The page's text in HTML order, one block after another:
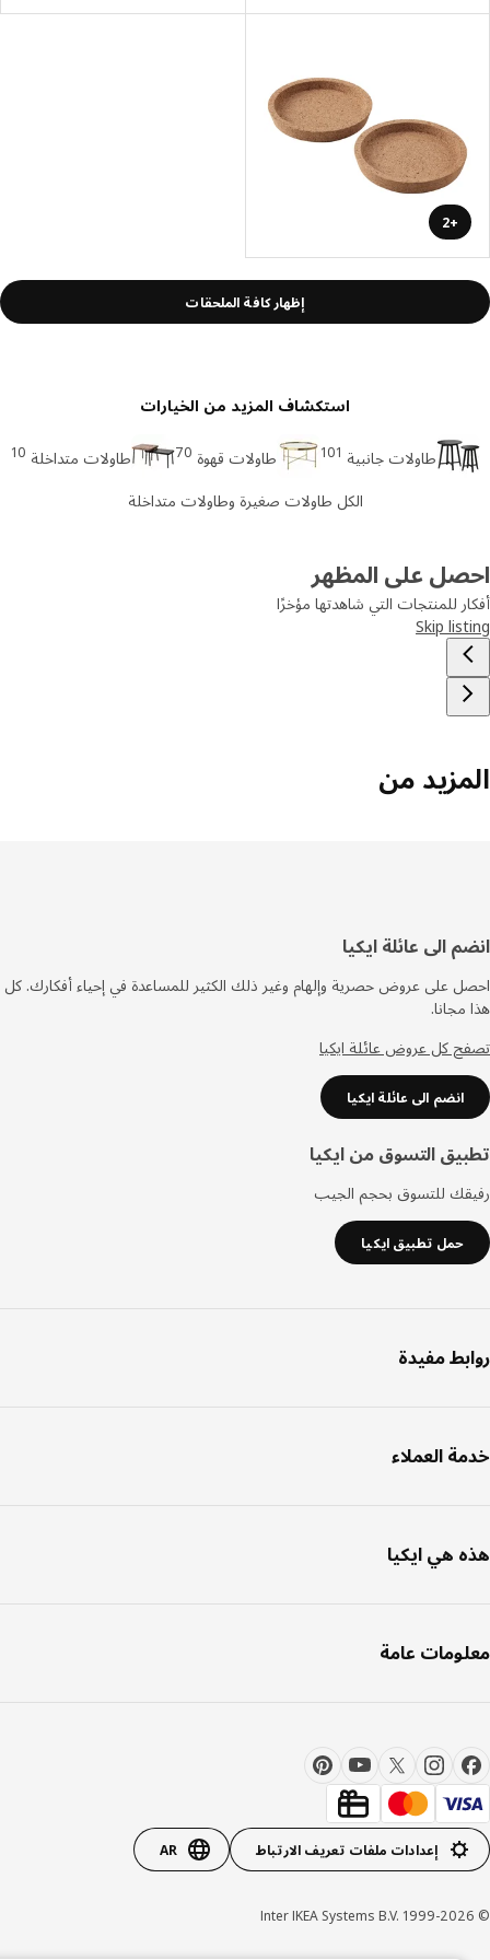
+2
إظهار كافة الملحقات
استكشاف المزيد من الخيارات
طاولات جانبية 101 طاولات قهوة 70 طاولات متداخلة 10
الكل طاولات صغيرة وطاولات متداخلة
على المظهر
للمنتجات التي شاهدتها مؤخرًا
Skip
من
الى عائلة ايكيا
على عروض حصرية وإلهام وغير ذلك الكثير للمساعدة في إحياء أفكارك. كل
كل عروض عائلة ايكيا
انضم الى عائلة ايكيا
التسوق من ايكيا
للتسوق بحجم الجيب
حمل تطبيق ايكيا
مفيدة
العملاء
هي ايكيا
عامة
إعدادات ملفات تعريف الارتباط AR